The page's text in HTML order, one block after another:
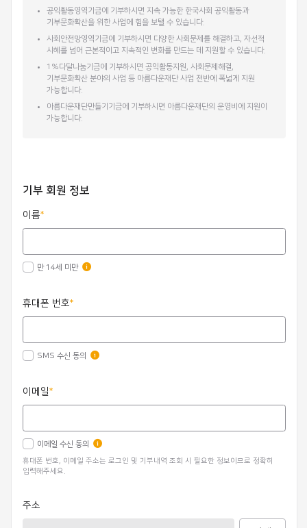
공익활동영역기금에 기부하시면 지속 가능한 한국사회 공익활동과
기부문화확산을 위한 사업에 힘을 보탤 수 있습니다.
사회안전망영역기금에 기부하시면 다양한 사회문제를 해결하고, 자선적
시혜를 넘어 근본적이고 지속적인 변화를 만드는 데 지원할 수 있습니다.
1%다달나눔기금에 기부하시면 공익활동지원, 사회문제해결,
기부문화확산 분야의 사업 등 아름다운재단 사업 전반에 폭넓게 지원
가능합니다.
아름다운재단만들기기금에 기부하시면 아름다운재단의 운영비에 지원이
가능합니다.
기부 회원 정보
이름
만 14세 미만
휴대폰 번호
SMS 수신 동의
이메일
이메일 수신 동의
휴대폰 번호, 이메일 주소는 로그인 및 기부내역 조회 시 필요한 정보이므로 정확히
입력해주세요.
주소